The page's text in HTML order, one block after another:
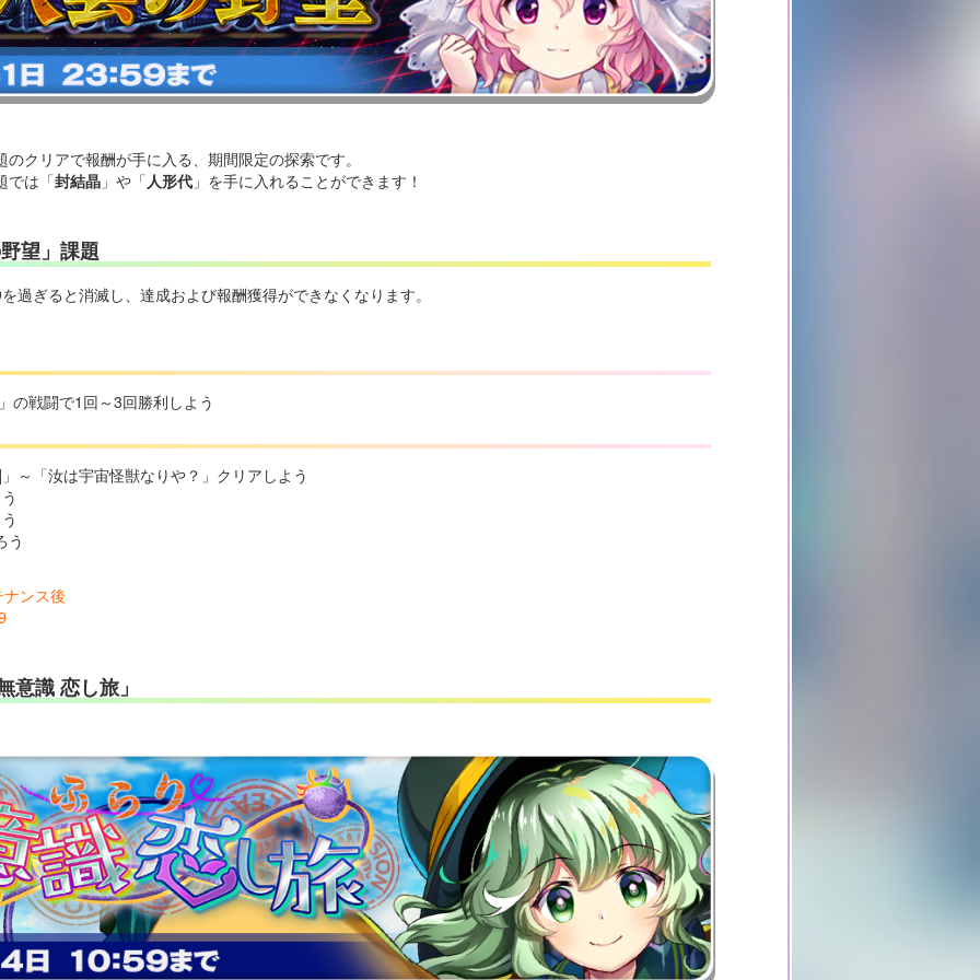
クリアで報酬が手に入る、期間限定の探索です。
では「封結晶 」や「 人形代 」を手に入れることができます！
望」課題
過ぎると消滅し、達成および報酬獲得ができなくなります。
の戦闘で1回～3回勝利しよう
～「汝は宇宙怪獣なりや？」クリアしよう
う
ンス後
意識 恋し旅」